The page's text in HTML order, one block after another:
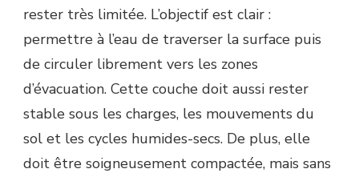
rester très limitée. L’objectif est clair :
permettre à l’eau de traverser la surface puis
de circuler librement vers les zones
d’évacuation. Cette couche doit aussi rester
stable sous les charges, les mouvements du
sol et les cycles humides-secs. De plus, elle
doit être soigneusement compactée, mais sans